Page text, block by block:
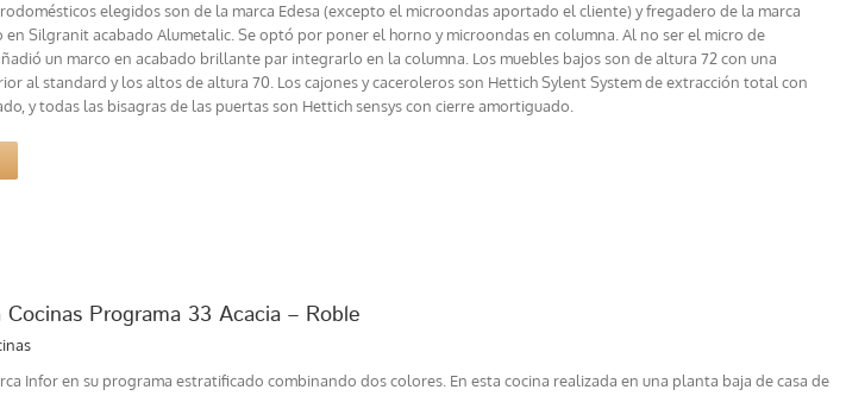
elegidos son de la marca Edesa (excepto el microondas aportado el cliente) y fregadero de la marca
en Silgranit acabado Alumetalic. Se optó por poner el horno y microondas en columna. Al no ser el micro de
un marco en acabado brillante par integrarlo en la columna. Los muebles bajos son de altura 72 con una
al standard y los altos de altura 70. Los cajones y caceroleros son Hettich Sylent System de extracción total con
y todas las bisagras de las puertas son Hettich sensys con cierre amortiguado.
Programa 33 Acacia – Roble
Infor en su programa estratificado combinando dos colores. En esta cocina realizada en una planta baja de casa de